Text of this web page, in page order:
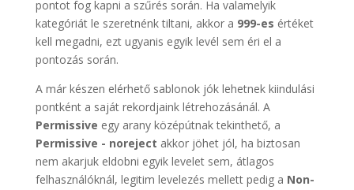
pontot fog kapni a szűrés során. Ha valamelyik
kategóriát le szeretnénk tiltani, akkor a 999-es értéket
kell megadni, ezt ugyanis egyik levél sem éri el a
pontozás során.
A már készen elérhető sablonok jók lehetnek kiindulási
pontként a saját rekordjaink létrehozásánál. A
Permissive egy arany középútnak tekinthető, a
Permissive - noreject akkor jöhet jól, ha biztosan
nem akarjuk eldobni egyik levelet sem, átlagos
felhasználóknál, legitim levelezés mellett pedig a Non-